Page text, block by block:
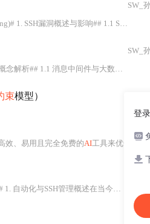
响## 1.1 SSH协议的角色与重要性SSH（Secure Shell）是一种为网络服务提供的
SW_
键功能，这些功能对于处理大规模数据流至关重要。大数据系统中，实时数据流处理和批量数据处理的需求并存，消息中间件恰好能够
SW_
束模型）
效、易用且完全免费的AI工具来优化个人或团队的工作流程。结合描述内容可知，文章并非泛泛而谈
和降低错误率的重要途径。自动化可以应用于测试、部署、监控等众多场景。在这一背景下，SSH（Secure Shell）作为一个
SW_
登